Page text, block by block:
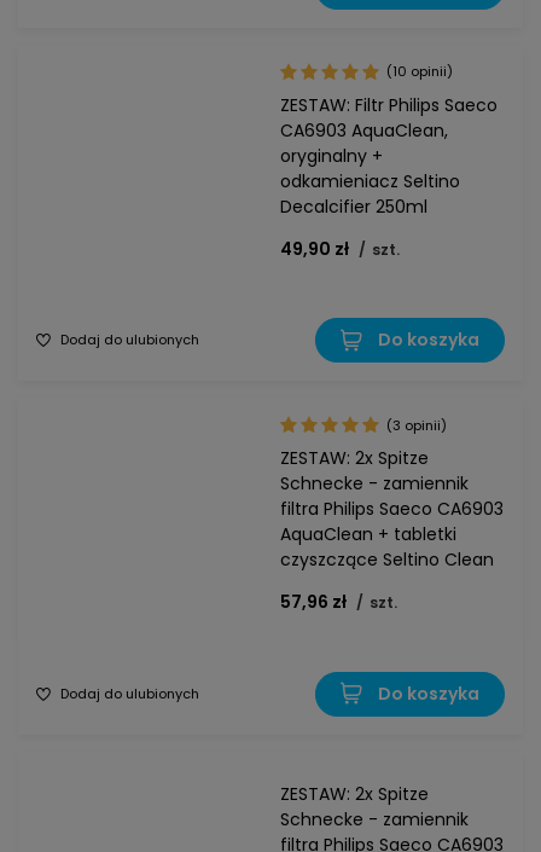
ZESTAW: Filtr Philips Saeco
CA6903 AquaClean,
oryginalny +
odkamieniacz Seltino
Decalcifier 250ml
49,90 zł / szt.
(10 opinii)
Dodaj do ulubionych Do koszyka
ZESTAW: 2x Spitze
Schnecke - zamiennik
filtra Philips Saeco CA6903
AquaClean + tabletki
czyszczące Seltino Clean
57,96 zł / szt.
(3 opinii)
Dodaj do ulubionych Do koszyka
ZESTAW: 2x Spitze
Schnecke - zamiennik
filtra Philips Saeco CA6903